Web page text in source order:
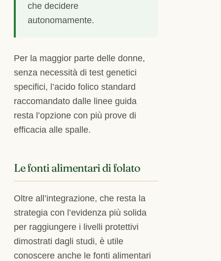
che decidere
autonomamente.
Per la maggior parte delle donne,
senza necessità di test genetici
specifici, l’acido folico standard
raccomandato dalle linee guida
resta l’opzione con più prove di
efficacia alle spalle.
Le fonti alimentari di folato
Oltre all’integrazione, che resta la
strategia con l’evidenza più solida
per raggiungere i livelli protettivi
dimostrati dagli studi, è utile
conoscere anche le fonti alimentari